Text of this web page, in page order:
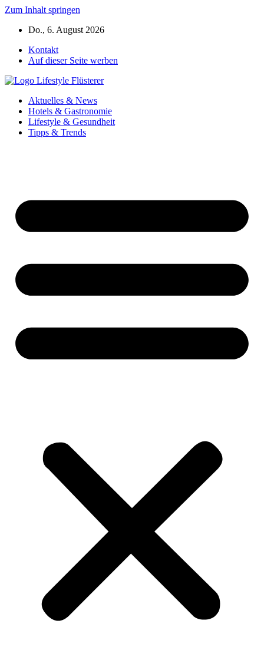
Zum Inhalt springen
Do., 6. August 2026
Kontakt
Auf dieser Seite werben
Aktuelles & News
Hotels & Gastronomie
Lifestyle & Gesundheit
Tipps & Trends